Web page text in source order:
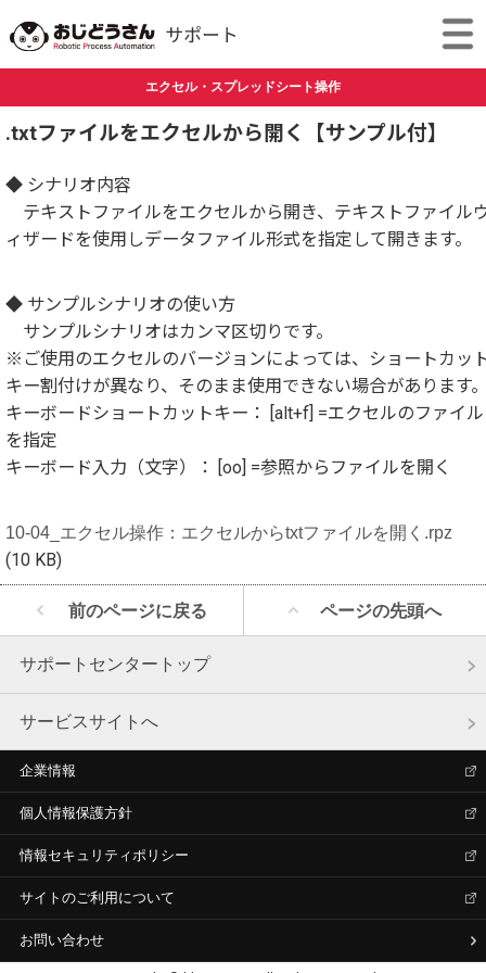
エクセル・スプレッドシート操作
.txtファイルをエクセルから開く【サンプル付】
◆ シナリオ内容
テキストファイルをエクセルから開き、テキストファイル
ィザードを使用しデータファイル形式を指定して開きます。
◆ サンプルシナリオの使い方
サンプルシナリオはカンマ区切りです。
※ご使用のエクセルのバージョンによっては、ショートカッ
キー割付けが異なり、そのまま使用できない場合があります
キーボードショートカットキー： [alt+f] =エクセルのファイル
を指定
キーボード入力（文字）： [oo] =参照からファイルを開く
10-04_エクセル操作：エクセルからtxtファイルを開く.rpz
(10 KB)
前のページに戻る ページの先頭へ
サポートセンタートップ
サービスサイトへ
企業情報
個人情報保護方針
情報セキュリティポリシー
サイトのご利用について
お問い合わせ